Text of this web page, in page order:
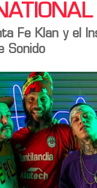
Fe Klan y el
Sonido